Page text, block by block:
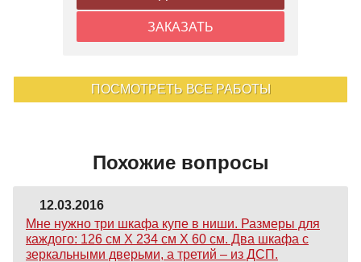
ЗАКАЗАТЬ
ПОСМОТРЕТЬ ВСЕ РАБОТЫ
Похожие вопросы
12.03.2016
Мне нужно три шкафа купе в ниши. Размеры для
каждого: 126 см Х 234 см Х 60 см. Два шкафа с
зеркальными дверьми, а третий – из ДСП.